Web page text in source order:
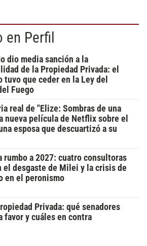
Perfil
dio media sanción a la
de la Propiedad Privada: el
tuvo que ceder en la Ley del
Fuego
real de "Elize: Sombras de una
nueva película de Netflix sobre el
esposa que descuartizó a su
rumbo a 2027: cuatro consultoras
el desgaste de Milei y la crisis de
en el peronismo
Privada: qué senadores
favor y cuáles en contra